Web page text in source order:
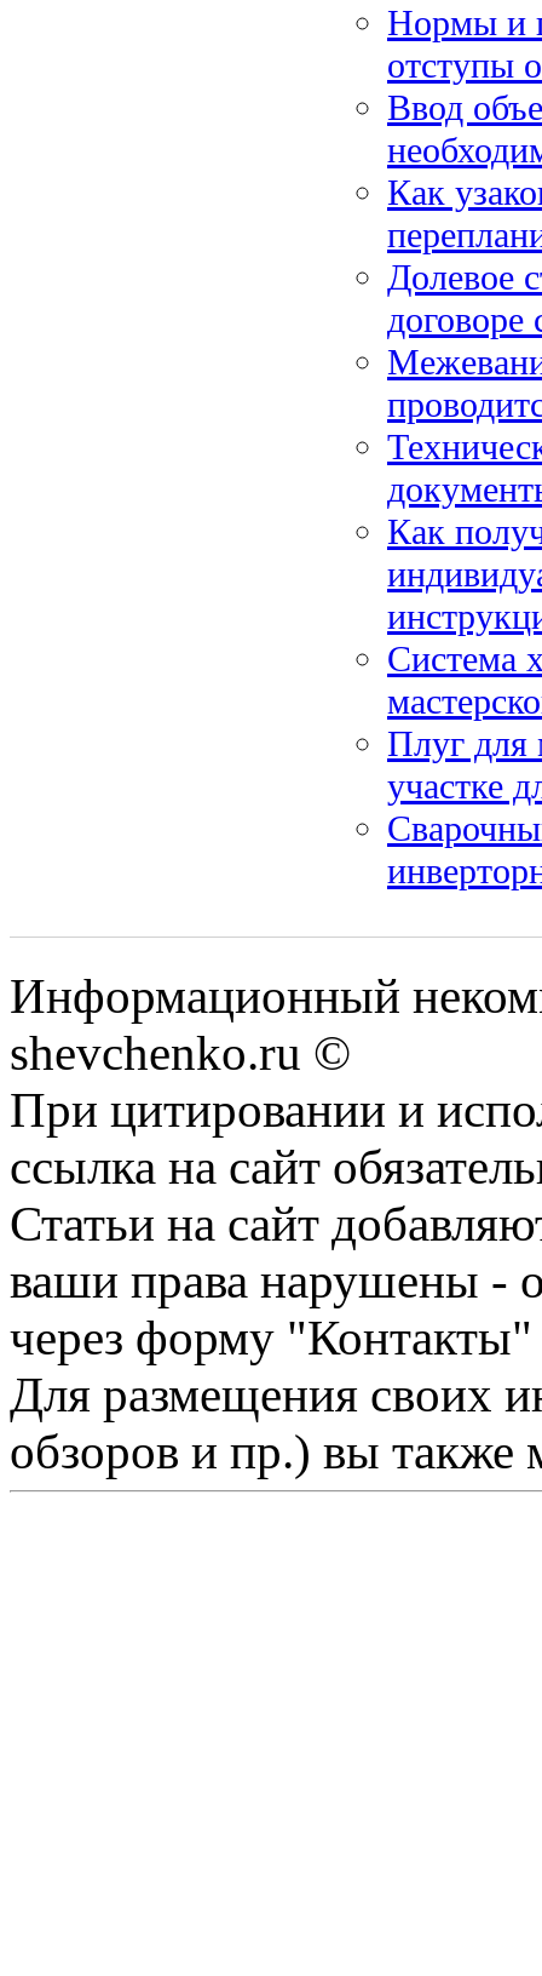
Нормы и
отступы
Ввод
Как
Долевое
договоре
Как
Система
Плуг для
участке
Информационный
shevchenko.ru ©
При цитировании и
ссылка на сайт
Статьи на сайт
ваши права нарушены -
через форму "Контакты"
Для размещения своих
обзоров и пр.) вы также